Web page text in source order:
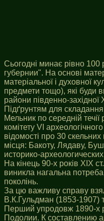
Сьогодні минає рівно 100
губернии". На основі
матеріальної і духовної
предмети тощо), які буди
райони південно-
Підґрунтям для
Мельник по середній
комітету VI
відомості про 30
місця: Бакоту, Лядаву,
историко-
На кінець 90-х років ХІХ
виникла нагальна
поколінь.
За цю важливу справу
В.К.Гульдман (1853-1907)
Перший упродовж 1890-х
Подолии. К составлению